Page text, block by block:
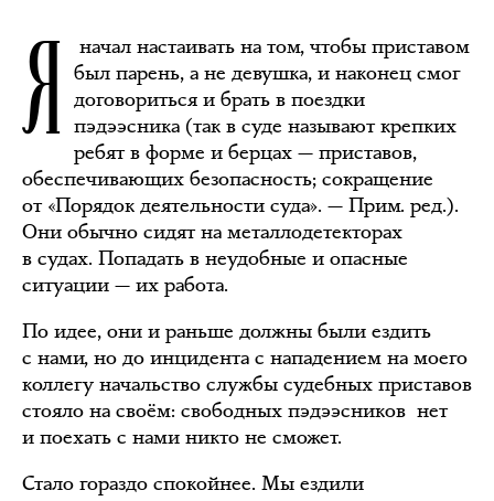
Я
начал настаивать на том, чтобы приставом
был парень, а не девушка, и наконец смог
договориться и брать в поездки
пэдээсника (так в суде называют крепких
ребят в форме и берцах — приставов,
обеспечивающих безопасность; сокращение
от «Порядок деятельности суда». — Прим. ред.).
Они обычно сидят на металлодетекторах
в судах. Попадать в неудобные и опасные
ситуации — их работа.
По идее, они и раньше должны были ездить
с нами, но до инцидента с нападением на моего
коллегу начальство службы судебных приставов
стояло на своём: свободных пэдээсников нет
и поехать с нами никто не сможет.
Стало гораздо спокойнее. Мы ездили